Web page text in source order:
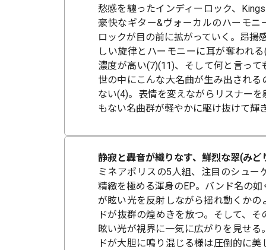
愁感を纏ったインディーロック、
豪快なギター&ヴォーカルのハーモニ
ロックが目の前に拡がっていく。昂揚
しい旋律とハーモニーに耳が奪われ
濃度が高い(7)(11)、そして何と言って
世の中にこんな大名曲が生み出される
ない(4)。表情を変えながらリスナー
もない名曲群が軽やかに駆け抜けて輝
静寂と轟音が織りなす、鮮烈な翠(みど
ミネアポリスの5人組、注目のシュー
精緻を極める渾身のEP。バンド名の
が眩い光を反射しながら揺れ動くかの
ドが抜群の煌めきを放つ。そして、
眩い光が視界に一気に広がりを見せ
ドが大胆に鳴り混じる様は圧倒的に